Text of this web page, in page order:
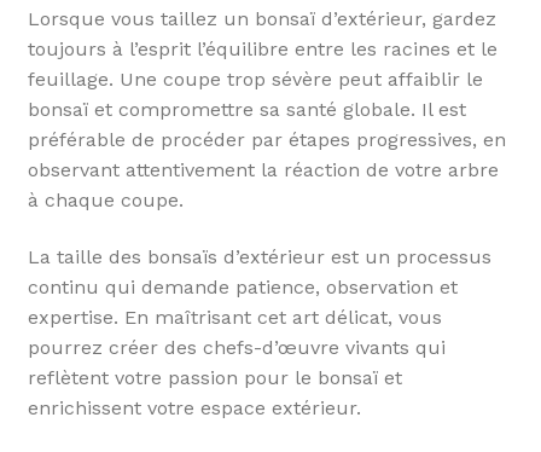
Lorsque vous taillez un bonsaï d’extérieur, gardez
toujours à l’esprit l’équilibre entre les racines et le
feuillage. Une coupe trop sévère peut affaiblir le
bonsaï et compromettre sa santé globale. Il est
préférable de procéder par étapes progressives, en
observant attentivement la réaction de votre arbre
à chaque coupe.
La taille des bonsaïs d’extérieur est un processus
continu qui demande patience, observation et
expertise. En maîtrisant cet art délicat, vous
pourrez créer des chefs-d’œuvre vivants qui
reflètent votre passion pour le bonsaï et
enrichissent votre espace extérieur.